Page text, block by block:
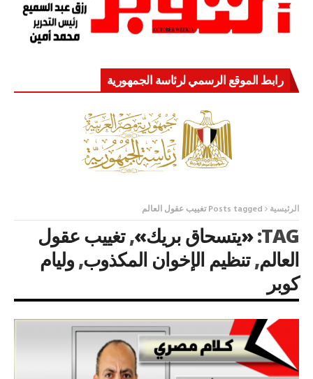
رابط الموقع الرسمي لرئاسة الجمهورية
الرئيسية Posts tagged تغييب عقول العالم
TAG: «يتسحاق بريك»,تغييب عقول
العالم,تنظيم الإخوان المكذوب,وليام
كوبر